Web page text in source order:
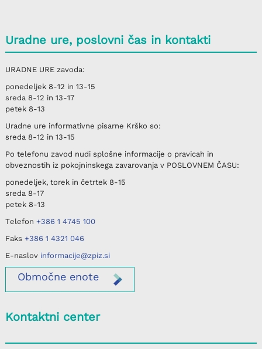
Uradne ure, poslovni čas in kontakti
URADNE UREzavoda:
ponedeljek8-12 in 13-15
sreda 8-12 in 13-17
petek8-13
Uradne ure informativne pisarne Krško so:
sreda 8-12 in 13-15
Po telefonu zavod nudi splošne informacije o pravicah in
obveznostih iz pokojninskega zavarovanja v POSLOVNEM ČASU:
ponedeljek, torek in četrtek8-15
sreda 8-17
petek8-13
Telefon +386 1 4745 100
Faks +386 1 4321 046
E-naslov informacije@zpiz.si
Območneenote
Kontaktni center